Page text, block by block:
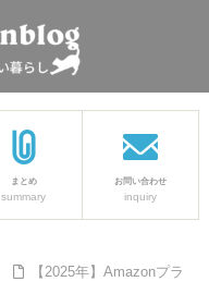
まとめ
summary
お問い合わせ
inquiry
【2025年】Amazonプラ